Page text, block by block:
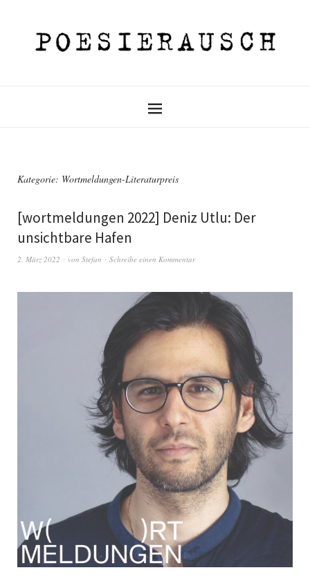
Kategorie: Wortmeldungen-Literaturpreis
[wortmeldungen 2022] Deniz Utlu: Der
unsichtbare Hafen
2. März 2022 von Stefan Schreibe einen Kommentar